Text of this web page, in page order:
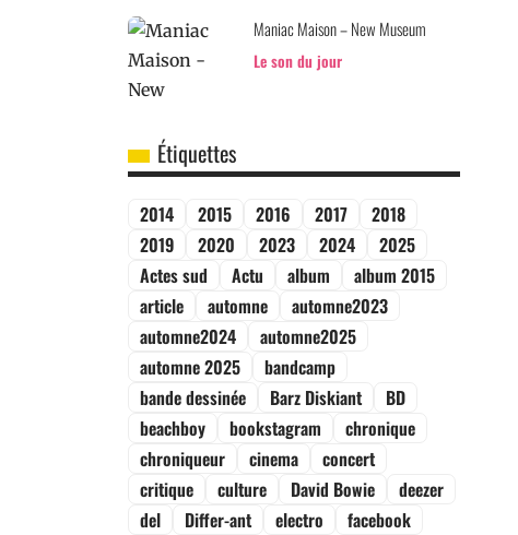
Maniac Maison – New Museum
Le son du jour
Étiquettes
2014 2015 2016 2017
2018
2019
2020 2023 2024
2025
Actes sud
Actu album
album 2015
article
automne
automne2023
automne2024
automne2025
automne 2025
bandcamp
bande dessinée
Barz Diskiant
BD
beachboy
bookstagram
chronique
chroniqueur
cinema
concert
critique
culture David Bowie
deezer
del
Differ-ant electro
facebook